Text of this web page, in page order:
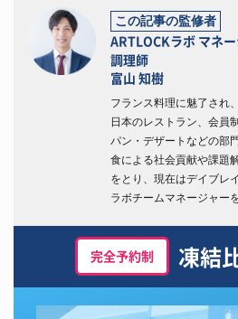
この記事の監修者
ARTLOCKラボ マネ
調理師
富山 知樹
フランス料理に魅了され
日本のレストラン、会員
パン・デザートなどの部
食による社会貢献や課題
をとり、現在はデイブレ
ラボチームマネージャー
完全予約制 凍結